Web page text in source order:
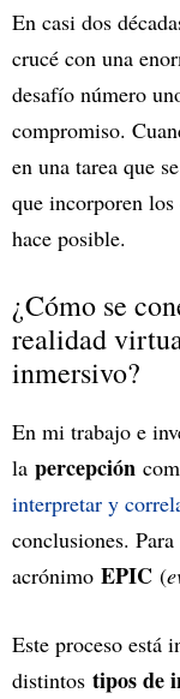
En casi dos
crucé con una
desafío número
compromiso.
en una tarea que
que incorporen
hace posible.
¿Cómo se
realidad
inmersivo?
En mi trabajo e
la percepción
interpretar y
conclusiones.
acrónimo EPIC (
Este proceso está
distintos tipos de